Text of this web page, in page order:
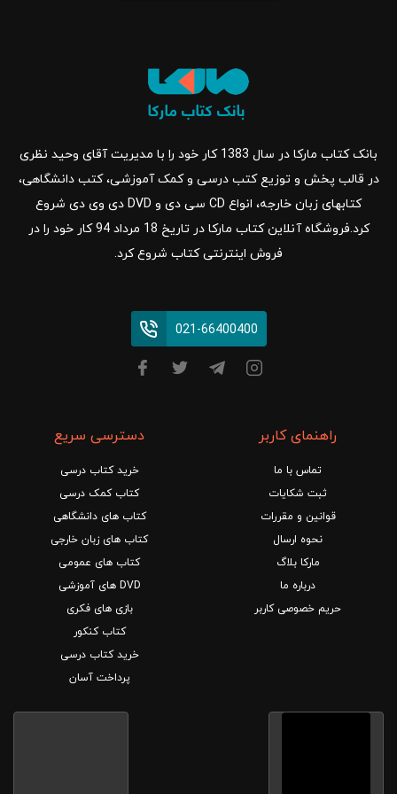
بانک کتاب مارکا در سال 1383 کار خود را با مدیریت آقای وحید نظری
در قالب پخش و توزیع کتب درسی و کمک آموزشی، کتب دانشگاهی،
کتابهای زبان خارجه، انواع CD سی دی و DVD دی وی دی شروع
کرد.فروشگاه آنلاین کتاب مارکا در تاریخ 18 مرداد 94 کار خود را در
فروش اینترنتی کتاب شروع کرد.
021-66400400
راهنمای کاربر
تماس با ما
ثبت شکایات
قوانین و مقررات
نحوه ارسال
مارکا بلاگ
درباره ما
حریم خصوصی کاربر
دسترسی سریع
خرید کتاب درسی
کتاب کمک درسی
کتاب های دانشگاهی
کتاب های زبان خارجی
کتاب های عمومی
DVD های آموزشی
بازی های فکری
کتاب کنکور
خرید کتاب درسی
پرداخت آسان